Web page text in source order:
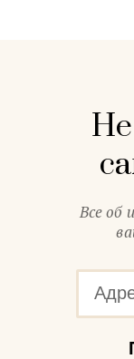
Все об